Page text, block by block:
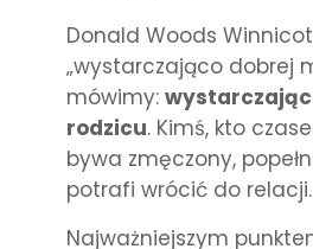
Donald Woods
„wystarczająco dobrej
mówimy:
rodzicu. Kimś, kto
bywa zmęczony,
potrafi wrócić do relacji.
Najważniejszym